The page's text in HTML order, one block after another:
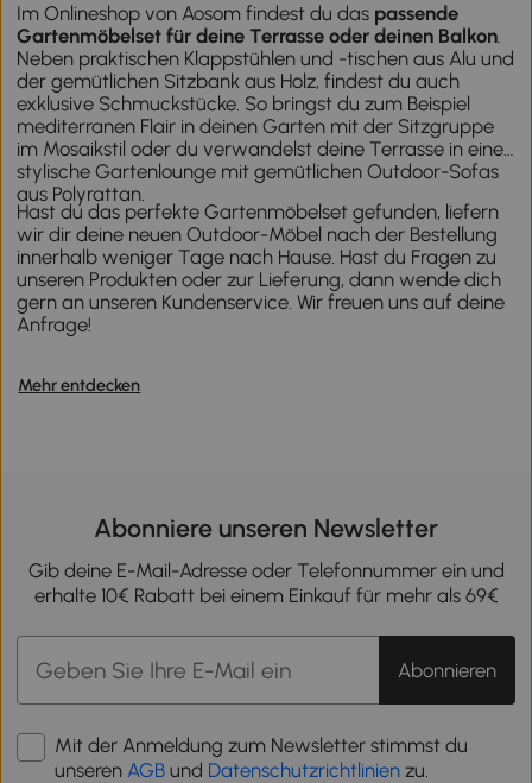
Im Onlineshop von Aosom findest du das passende
Gartenmöbelset für deine Terrasse oder deinen Balkon.
Neben praktischen Klappstühlen und -tischen aus Alu und
der gemütlichen Sitzbank aus Holz, findest du auch
exklusive Schmuckstücke. So bringst du zum Beispiel
mediterranen Flair in deinen Garten mit der Sitzgruppe
im Mosaikstil oder du verwandelst deine Terrasse in eine
stylische Gartenlounge mit gemütlichen Outdoor-Sofas
aus Polyrattan.
Hast du das perfekte Gartenmöbelset gefunden, liefern
wir dir deine neuen Outdoor-Möbel nach der Bestellung
innerhalb weniger Tage nach Hause. Hast du Fragen zu
unseren Produkten oder zur Lieferung, dann wende dich
gern an unseren Kundenservice. Wir freuen uns auf deine
Anfrage!
Mehr entdecken
Abonniere unseren Newsletter
Gib deine E-Mail-Adresse oder Telefonnummer ein und
erhalte 10€ Rabatt bei einem Einkauf für mehr als 69€
Abonnieren
Mit der Anmeldung zum Newsletter stimmst du
unseren AGB und Datenschutzrichtlinien zu.